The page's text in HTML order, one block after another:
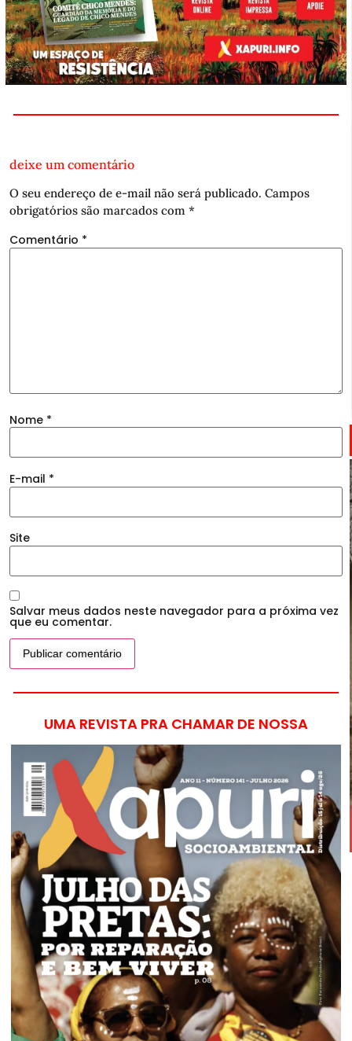
deixe um comentário
O seu endereço de e-mail não será publicado. Campos
obrigatórios são marcados com *
Comentário *
Nome *
E-mail *
Site
Salvar meus dados neste navegador para a próxima vez
que eu comentar.
UMA REVISTA PRA CHAMAR DE NOSSA